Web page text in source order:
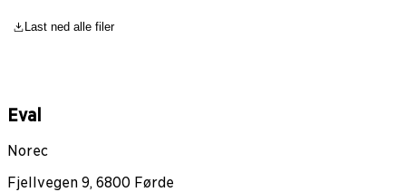
Last ned alle filer
Eval
Norec
Fjellvegen 9, 6800 Førde